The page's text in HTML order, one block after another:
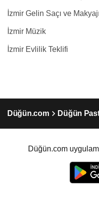
İzmir Gelin Saçı ve Makyajı
İzmir Müzik
İzmir Evlilik Teklifi
Düğün.com Düğün
Düğün.com